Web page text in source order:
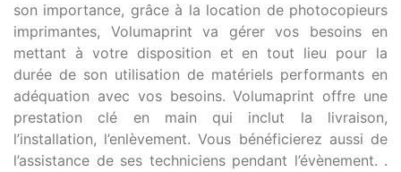
son importance, grâce à la location de photocopieurs
imprimantes, Volumaprint va gérer vos besoins en
mettant à votre disposition et en tout lieu pour la
durée de son utilisation de matériels performants en
adéquation avec vos besoins. Volumaprint offre une
prestation clé en main qui inclut la livraison,
l’installation, l’enlèvement. Vous bénéficierez aussi de
l’assistance de ses techniciens pendant l’évènement. .